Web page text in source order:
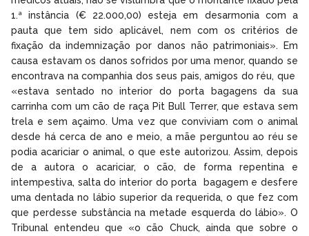
1.ª instância (€ 22.000,00) esteja em desarmonia com a
pauta que tem sido aplicável, nem com os critérios de
fixação da indemnização por danos não patrimoniais». Em
causa estavam os danos sofridos por uma menor, quando se
encontrava na companhia dos seus pais, amigos do réu, que
«estava sentado no interior do porta bagagens da sua
carrinha com um cão de raça Pit Bull Terrer, que estava sem
trela e sem açaimo. Uma vez que conviviam com o animal
desde há cerca de ano e meio, a mãe perguntou ao réu se
podia acariciar o animal, o que este autorizou. Assim, depois
de a autora o acariciar, o cão, de forma repentina e
intempestiva, salta do interior do porta bagagem e desfere
uma dentada no lábio superior da requerida, o que fez com
que perdesse substância na metade esquerda do lábio». O
Tribunal entendeu que «o cão Chuck, ainda que sobre o